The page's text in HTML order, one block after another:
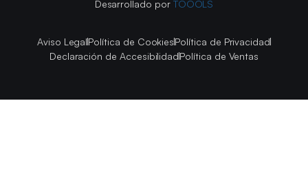
Desarrollado por TOOOLS
Aviso LegalPolítica de CookiesPolítica de Privacidad
Declaración de AccesibilidadPolítica de Ventas